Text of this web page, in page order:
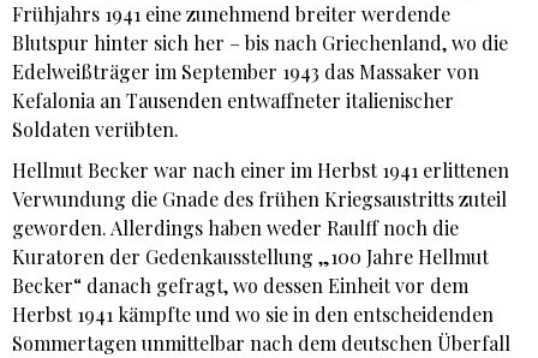
Frühjahrs 1941 eine zunehmend breiter werdende
Blutspur hinter sich her – bis nach Griechenland, wo die
Edelweißträger im September 1943 das Massaker von
Kefalonia an Tausenden entwaffneter italienischer
Soldaten verübten.
Hellmut Becker war nach einer im Herbst 1941 erlittenen
Verwundung die Gnade des frühen Kriegsaustritts zuteil
geworden. Allerdings haben weder Raulff noch die
Kuratoren der Gedenkausstellung „100 Jahre Hellmut
Becker“ danach gefragt, wo dessen Einheit vor dem
Herbst 1941 kämpfte und wo sie in den entscheidenden
Sommertagen unmittelbar nach dem deutschen Überfall